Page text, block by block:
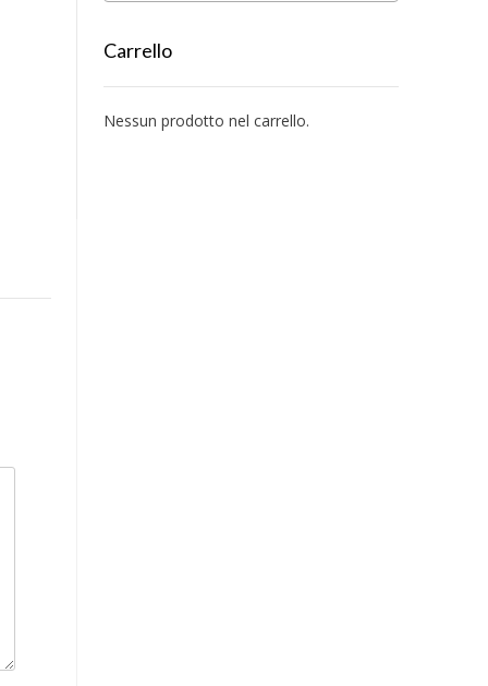
Carrello
Nessun prodotto nel carrello.